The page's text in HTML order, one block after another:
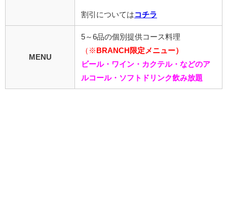
割引については コチラ
MENU
5～6品の個別提供コース料理
（※ BRANCH限定メニュー）
ビール・ワイン・カクテル・などのア
ルコール・ソフトドリンク飲み放題